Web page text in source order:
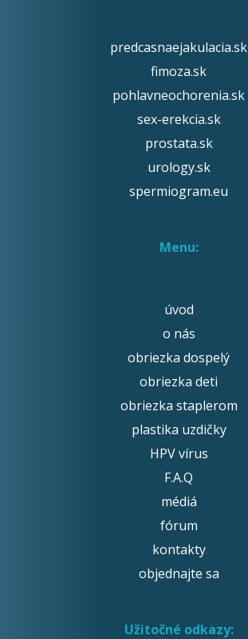
predcasnaejakulacia.sk
fimoza.sk
pohlavneochorenia.sk
sex-erekcia.sk
prostata.sk
urology.sk
spermiogram.eu
Menu:
úvod
o nás
obriezka dospelý
obriezka deti
obriezka staplerom
plastika uzdičky
HPV vírus
F.A.Q
médiá
fórum
kontakty
objednajte sa
Užitočné odkazy: